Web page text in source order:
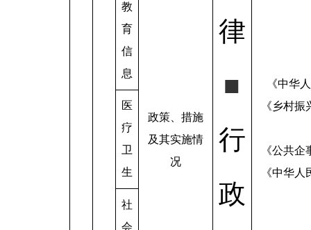
政策、措施
及其实施情
况
律
■
行
政
《中华
《乡村
《公共
《中华
教
育
信
息
医
疗
卫
生
社
会